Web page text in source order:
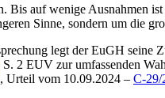
Bis auf wenige Ausnahmen
Sinne, sondern um die
legt der EuGH
S. 2 EUV zur umfassenden
Urteil vom 10.09.2024 – C-29/